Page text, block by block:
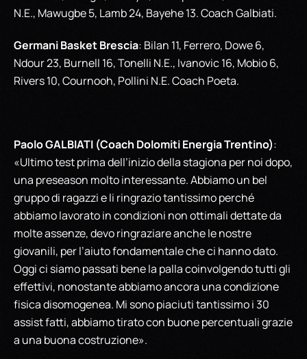
N.E., Mawugbe 5, Lamb 24, Bayehe 13. Coach Galbiati.
Germani Basket Brescia: Bilan 11, Ferrero, Dowe 6,
Ndour 23, Burnell 16, Tonelli N.E., Ivanovic 16, Mobio 6,
Rivers 10, Cournooh, Pollini N.E. Coach Poeta.
Paolo GALBIATI (Coach Dolomiti Energia Trentino):
«Ultimo test prima dell’inizio della stagiona per noi dopo,
una preseason molto interessante. Abbiamo un bel
gruppo di ragazzi e li ringrazio tantissimo perché
abbiamo lavorato in condizioni non ottimali dettate da
molte assenze, devo ringraziare anche le nostre
giovanili, per l’aiuto fondamentale che ci hanno dato.
Oggi ci siamo passati bene la palla coinvolgendo tutti gli
effettivi, nonostante abbiamo ancora una condizione
fisica disomogenea. Mi sono piaciuti tantissimo i 30
assist fatti, abbiamo tirato con buone percentuali grazie
a una buona costruzione».